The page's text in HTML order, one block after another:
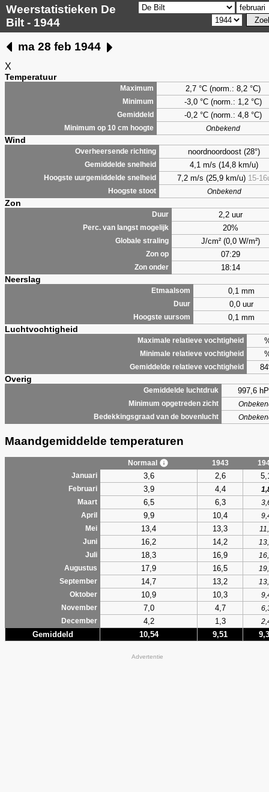
Weerstatistieken De
Bilt - 1944
ma 28 feb 1944
X
Temperatuur
Maximum 2,7°C (norm.: 8,2 °C)
Minimum -3,0 °C (norm.: 1,2 °C)
Gemiddeld -0,2 °C (norm.: 4,8 °C)
Minimum op 10 cm hoogte Onbekend
Wind
Overheersende richting noordnoordoost (28°)
Gemiddelde snelheid 4,1 m/s (14,8 km/u)
Hoogste uurgemiddelde snelheid 7,2 m/s (25,9 km/u) 15-
Hoogste stoot Onbekend
Zon
Duur 2,2 uur
Perc. van langst mogelijk 20%
Globale straling J/cm² (0,0 W/m²)
Zon op 07:29
Zon onder 18:14
Neerslag
Etmaalsom 0,1 mm
Duur 0,0 uur
Hoogste uursom 0,1 mm
Luchtvochtigheid
Maximale relatieve vochtigheid
Minimale relatieve vochtigheid
Gemiddelde relatieve vochtigheid
Overig
Gemiddelde luchtdruk 997,6
Minimum opgetreden zicht
Bedekkingsgraad van de bovenlucht
Maandgemiddelde temperaturen
Normaal 1943
Januari
3,6 2,6
Februari 3,9 4,4
Maart
6,5 6,3
April
9,9 10,4
Mei
13,4 13,3
Juni
16,2 14,2
Juli
18,3 16,9
Augustus
17,9 16,5
September
14,7 13,2
Oktober
10,9 10,3
November
7,0 4,7
December
4,2 1,3
Gemiddeld 10,54 9,51
Advertentie